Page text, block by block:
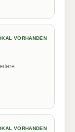
VORHANDEN
VORHANDEN